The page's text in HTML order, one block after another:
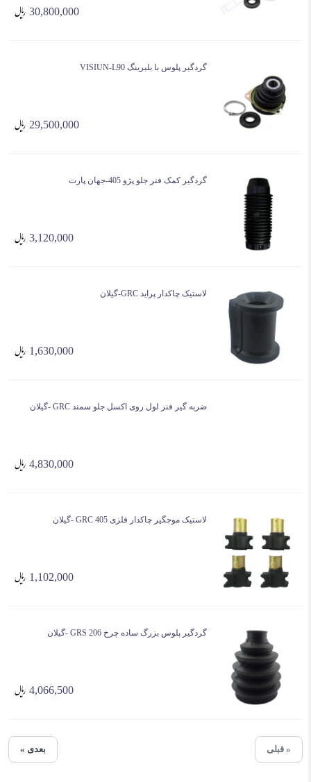
30,800,000
گردگیر پلوس با بلبرینگ VISIUN-L90
29,500,000
گردگیر کمک فنر جلو پژو 405-جهان پارت
3,120,000
لاستیک چاکدار پراید GRC-گیلان
1,630,000
ضربه گیر فنر لول روی اکسل جلو سمند GRC -گیلان
4,830,000
لاستیک موجگیر چاکدار فلزی 405 GRC -گیلان
1,102,000
گردگیر پلوس بزرگ ساده چرخ GRS 206 -گیلان
4,066,500
« قبلی بعدی »